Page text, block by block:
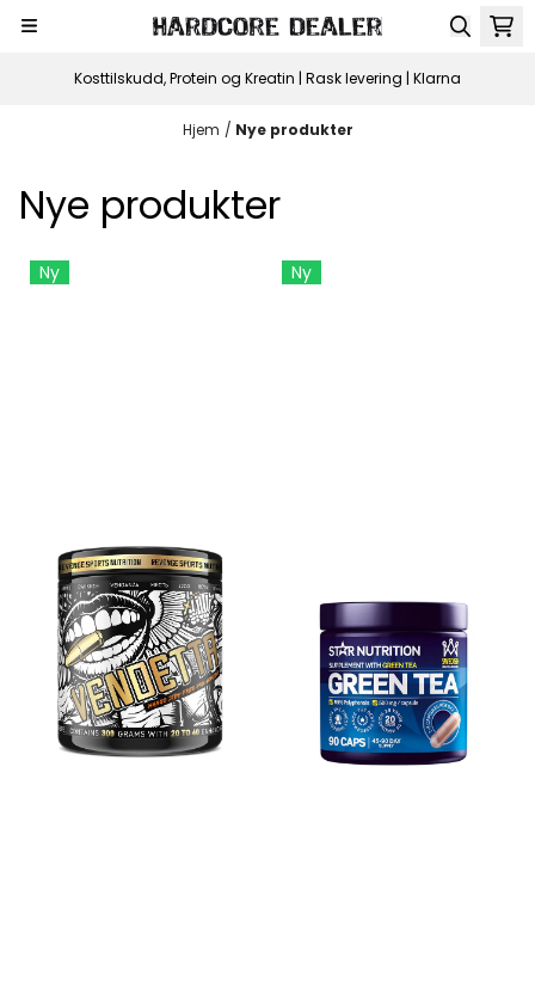
Hopp til innhold
Kosttilskudd, Protein og Kreatin | Rask levering | Klarna
Hjem / Nye produkter
Nye produkter
Ny Ny